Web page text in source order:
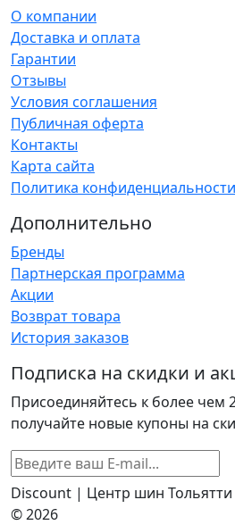
О компании
Доставка и оплата
Гарантии
Отзывы
Условия соглашения
Публичная оферта
Контакты
Карта сайта
Политика конфиденциальности
Дополнительно
Бренды
Партнерская программа
Акции
Возврат товара
История заказов
Подписка на скидки и
Присоединяйтесь к более чем
получайте новые купоны на
Discount | Центр шин
© 2026